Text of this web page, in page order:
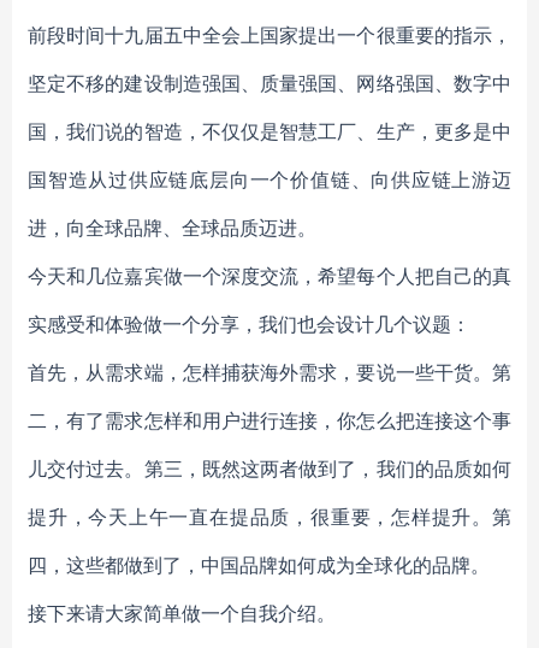
前段时间十九届五中全会上国家提出一个很重要的指示，
坚定不移的建设制造强国、质量强国、网络强国、数字中
国，我们说的智造，不仅仅是智慧工厂、生产，更多是中
国智造从过供应链底层向一个价值链、向供应链上游迈
进，向全球品牌、全球品质迈进。
今天和几位嘉宾做一个深度交流，希望每个人把自己的真
实感受和体验做一个分享，我们也会设计几个议题：
首先，从需求端，怎样捕获海外需求，要说一些干货。第
二，有了需求怎样和用户进行连接，你怎么把连接这个事
儿交付过去。第三，既然这两者做到了，我们的品质如何
提升，今天上午一直在提品质，很重要，怎样提升。第
四，这些都做到了，中国品牌如何成为全球化的品牌。
接下来请大家简单做一个自我介绍。